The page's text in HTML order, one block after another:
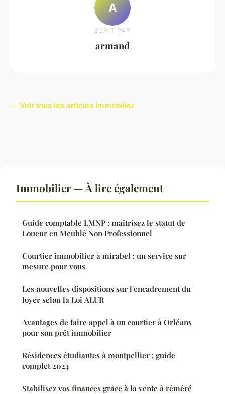
A
ECRIT PAR
armand
← Voir tous les articles Immobilier
Immobilier — À lire également
Guide comptable LMNP : maîtrisez le statut de
Loueur en Meublé Non Professionnel
Courtier immobilier à mirabel : un service sur
mesure pour vous
Les nouvelles dispositions sur l'encadrement du
loyer selon la Loi ALUR
Avantages de faire appel à un courtier à Orléans
pour son prêt immobilier
Résidences étudiantes à montpellier : guide
complet 2024
Stabilisez vos finances grâce à la vente à réméré